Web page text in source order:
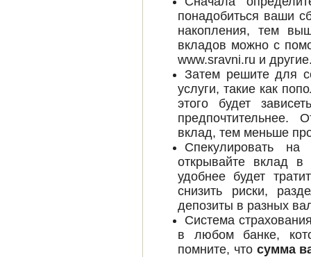
понадобиться ваши
накопления, тем
вкладов можно с
www.sravni.ru и
Затем решите для
услуги, такие как
этого будет
вклад, тем меньше
Спекулировать
открывайте вклад
удобнее будет
снизить риски,
депозиты в разных
Система
в любом банке,
помните, что сумма